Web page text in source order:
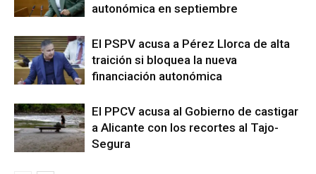
autonómica en septiembre
El PSPV acusa a Pérez Llorca de alta
traición si bloquea la nueva
financiación autonómica
El PPCV acusa al Gobierno de castigar
a Alicante con los recortes al Tajo-
Segura